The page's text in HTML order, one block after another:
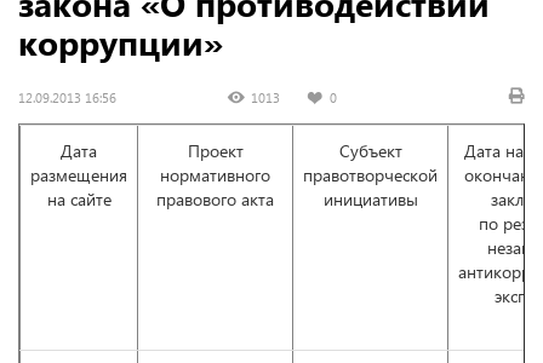
коррупции»
12.09.2013 16:56 1013 0
Дата
размещения
на сайте
Проект
нормативного
правового акта
Субъект
правотворческой
инициативы
Дата
по